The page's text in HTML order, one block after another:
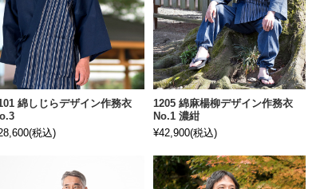
綿しじらデザイン作務衣
(税込)
1205 綿麻楊柳デザイン作務衣
No.1 濃紺
¥42,900(税込)